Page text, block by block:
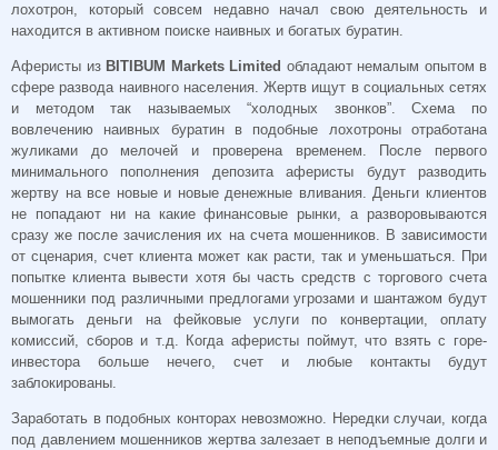
лохотрон, который совсем недавно начал свою деятельность и
находится в активном поиске наивных и богатых буратин.
Аферисты из BITIBUM Markets Limited обладают немалым опытом в
сфере развода наивного населения. Жертв ищут в социальных сетях
и методом так называемых “холодных звонков”. Схема по
вовлечению наивных буратин в подобные лохотроны отработана
жуликами до мелочей и проверена временем. После первого
минимального пополнения депозита аферисты будут разводить
жертву на все новые и новые денежные вливания. Деньги клиентов
не попадают ни на какие финансовые рынки, а разворовываются
сразу же после зачисления их на счета мошенников. В зависимости
от сценария, счет клиента может как расти, так и уменьшаться. При
попытке клиента вывести хотя бы часть средств с торгового счета
мошенники под различными предлогами угрозами и шантажом будут
вымогать деньги на фейковые услуги по конвертации, оплату
комиссий, сборов и т.д. Когда аферисты поймут, что взять с горе-
инвестора больше нечего, счет и любые контакты будут
заблокированы.
Заработать в подобных конторах невозможно. Нередки случаи, когда
под давлением мошенников жертва залезает в неподъемные долги и